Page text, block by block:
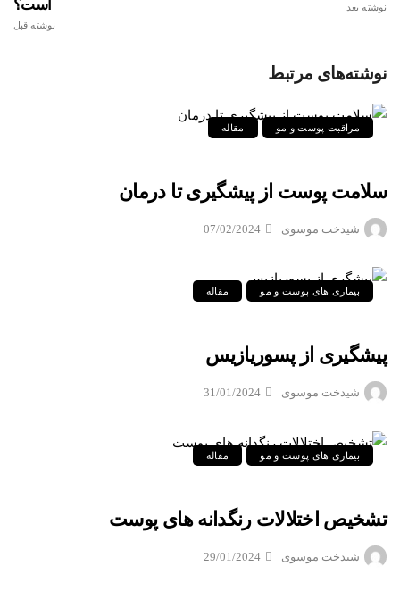
است؟
نوشته قبل
نوشته بعد
نوشته‌های مرتبط
مراقبت پوست و مو مقاله
سلامت پوست از پیشگیری تا درمان
شیدخت موسوی 07/02/2024
بیماری های پوست و مو مقاله
پیشگیری از پسوریازیس
شیدخت موسوی 31/01/2024
بیماری های پوست و مو مقاله
تشخیص اختلالات رنگدانه های پوست
شیدخت موسوی 29/01/2024